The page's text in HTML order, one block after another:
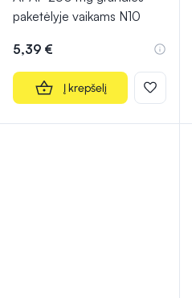
paketėlyje vaikams N10
5,39 €
Į krepšelį